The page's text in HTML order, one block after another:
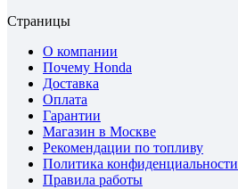
Страницы
О компании
Почему Honda
Доставка
Оплата
Гарантии
Магазин в Москве
Рекомендации по топливу
Политика конфиденциальности
Правила работы